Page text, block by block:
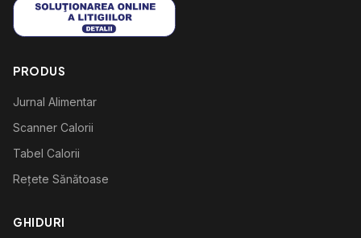
PRODUS
Jurnal Alimentar
Scanner Calorii
Tabel Calorii
Rețete Sănătoase
GHIDURI